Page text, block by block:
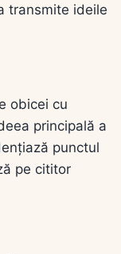
transmite ideile
obicei cu
principală a
punctul
pe cititor